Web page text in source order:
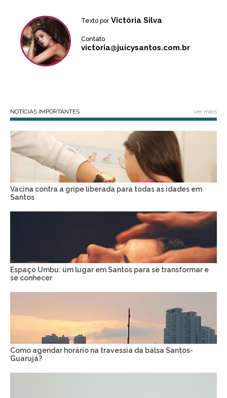
Texto por Victória Silva
Contato
victoria@juicysantos.com.br
NOTÍCIAS IMPORTANTES ver mais
Vacina contra a gripe liberada para todas as idades em
Santos
Espaço Umbu: um lugar em Santos para se transformar e
se conhecer
Como agendar horário na travessia da balsa Santos-
Guarujá?